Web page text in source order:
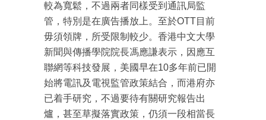
較為寬鬆，不過兩者同樣受到通訊局監
管，特別是在廣告播放上。至於OTT目前
毋須領牌，所受限制較少。香港中文大學
新聞與傳播學院院長馮應謙表示，因應互
聯網等科技發展，美國早在10多年前已開
始將電訊及電視監管政策結合，而港府亦
已着手研究，不過要待有關研究報告出
爐，甚至草擬落實政策，仍須一段相當長
成為 EJ Tech 會員
最新資訊（附創業懶人包）
箱！